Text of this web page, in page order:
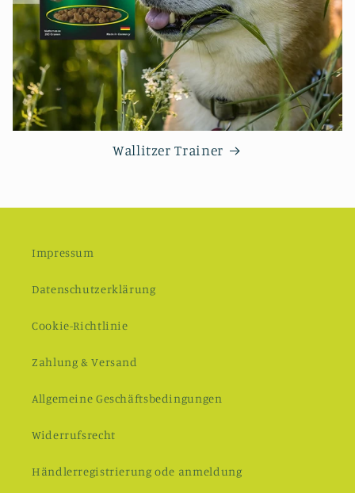
Wallitzer Trainer
Impressum
Datenschutzerklärung
Cookie-Richtlinie
Zahlung & Versand
Allgemeine Geschäftsbedingungen
Widerrufsrecht
Händlerregistrierung ode anmeldung